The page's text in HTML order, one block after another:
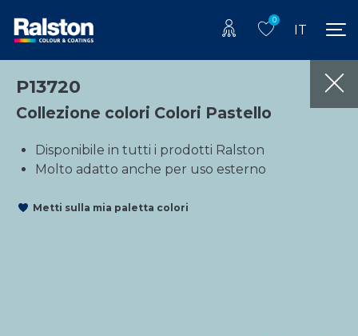
0
IT
P13720
Collezione colori Colori Pastello
Disponibile in tutti i prodotti Ralston
Molto adatto anche per uso esterno
Metti sulla mia paletta colori